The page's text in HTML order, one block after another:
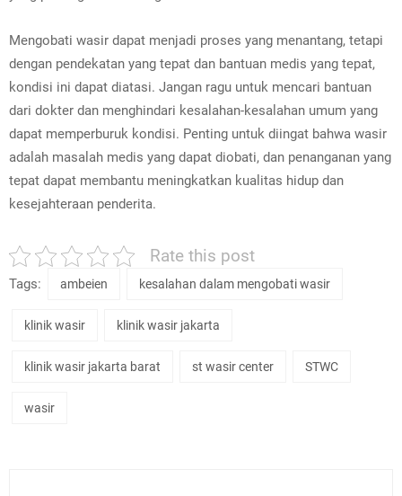
Mengobati wasir dapat menjadi proses yang menantang, tetapi
dengan pendekatan yang tepat dan bantuan medis yang tepat,
kondisi ini dapat diatasi. Jangan ragu untuk mencari bantuan
dari dokter dan menghindari kesalahan-kesalahan umum yang
dapat memperburuk kondisi. Penting untuk diingat bahwa wasir
adalah masalah medis yang dapat diobati, dan penanganan yang
tepat dapat membantu meningkatkan kualitas hidup dan
kesejahteraan penderita.
Rate this post
Tags: ambeien kesalahan dalam mengobati wasir
klinik wasir klinik wasir jakarta
klinik wasir jakarta barat st wasir center STWC
wasir